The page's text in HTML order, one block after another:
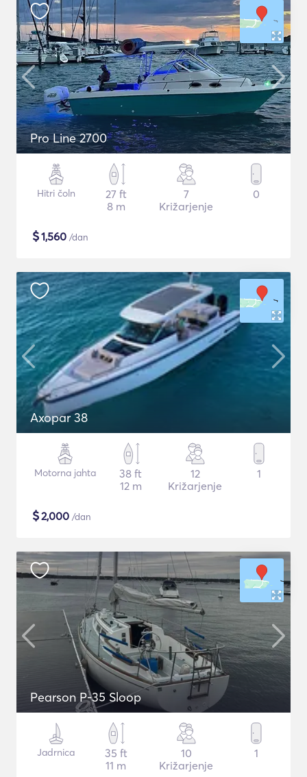
Pro Line 2700
Hitri čoln
27 ft
8 m
7
Križarjenje
0
$1,560 /dan
Axopar 38
Motorna jahta
38 ft
12 m
12
Križarjenje
1
$2,000 /dan
Pearson P-35 Sloop
Jadrnica
35 ft
11 m
10
Križarjenje
1